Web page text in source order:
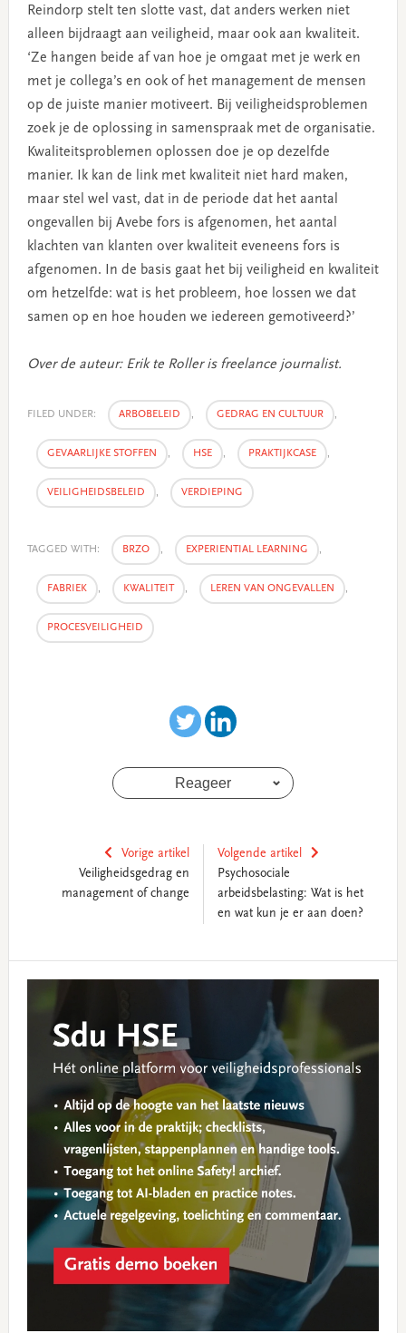
Reindorp stelt ten slotte vast, dat anders werken niet
alleen bijdraagt aan veiligheid, maar ook aan kwaliteit.
‘Ze hangen beide af van hoe je omgaat met je werk en
met je collega’s en ook of het management de mensen
op de juiste manier motiveert. Bij veiligheidsproblemen
zoek je de oplossing in samenspraak met de organisatie.
Kwaliteitsproblemen oplossen doe je op dezelfde
manier. Ik kan de link met kwaliteit niet hard maken,
maar stel wel vast, dat in de periode dat het aantal
ongevallen bij Avebe fors is afgenomen, het aantal
klachten van klanten over kwaliteit eveneens fors is
afgenomen. In de basis gaat het bij veiligheid en kwaliteit
om hetzelfde: wat is het probleem, hoe lossen we dat
samen op en hoe houden we iedereen gemotiveerd?’
Over de auteur: Erik te Roller is freelance journalist.
FILED UNDER: ARBOBELEID , GEDRAG EN CULTUUR ,
GEVAARLIJKE STOFFEN , HSE , PRAKTIJKCASE ,
VEILIGHEIDSBELEID , VERDIEPING
TAGGED WITH: BRZO , EXPERIENTIAL LEARNING ,
FABRIEK , KWALITEIT , LEREN VAN ONGEVALLEN ,
PROCESVEILIGHEID
Reageer
Vorige artikel
Veiligheidsgedrag en
management of change
Volgende artikel
Psychosociale
arbeidsbelasting: Wat is het
en wat kun je er aan doen?